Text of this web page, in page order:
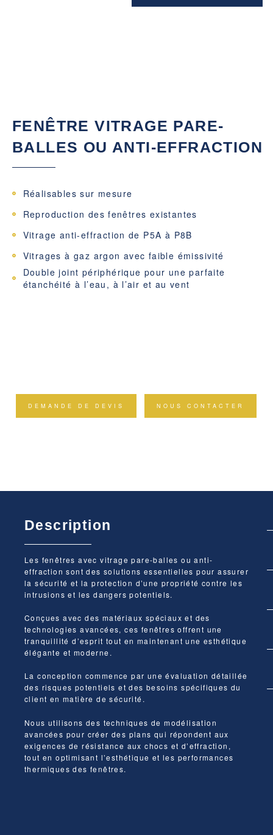
FENÊTRE VITRAGE PARE-
BALLES OU ANTI-EFFRACTION
Réalisables sur mesure
Reproduction des fenêtres existantes
Vitrage anti-effraction de P5A à P8B
Vitrages à gaz argon avec faible émissivité
Double joint périphérique pour une parfaite
étanchéité à l’eau, à l’air et au vent
DEMANDE DE DEVIS NOUS CONTACTER
Description
Les fenêtres avec vitrage pare-balles ou anti-
effraction sont des solutions essentielles pour assurer
la sécurité et la protection d’une propriété contre les
intrusions et les dangers potentiels.
Conçues avec des matériaux spéciaux et des
technologies avancées, ces fenêtres offrent une
tranquillité d’esprit tout en maintenant une esthétique
élégante et moderne.
La conception commence par une évaluation détaillée
des risques potentiels et des besoins spécifiques du
client en matière de sécurité.
Nous utilisons des techniques de modélisation
avancées pour créer des plans qui répondent aux
exigences de résistance aux chocs et d’effraction,
tout en optimisant l’esthétique et les performances
thermiques des fenêtres.